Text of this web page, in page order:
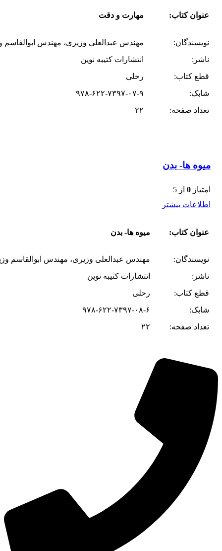
عنوان کتاب: مهارت و دقت
نویسندگان:
مهندس عبدالعلی وزیری، مهندس ابوالقاسم
ناشر:
انتشارات کتیبه نوین
قطع کتاب:
رحلی
شابک:
۹۷۸-۶۲۲-۷۳۹۷-۰۷-۹
تعداد صفحه:
۲۲
میوه ها- بدن
امتیاز 0 از 5
اطلاعات بیشتر
عنوان کتاب: میوه ها- بدن
نویسندگان:
مهندس عبدالعلی وزیری، مهندس ابوالقاسم
ناشر:
انتشارات کتیبه نوین
قطع کتاب:
رحلی
شابک:
۹۷۸-۶۲۲-۷۳۹۷-۰۸-۶
تعداد صفحه:
۲۲